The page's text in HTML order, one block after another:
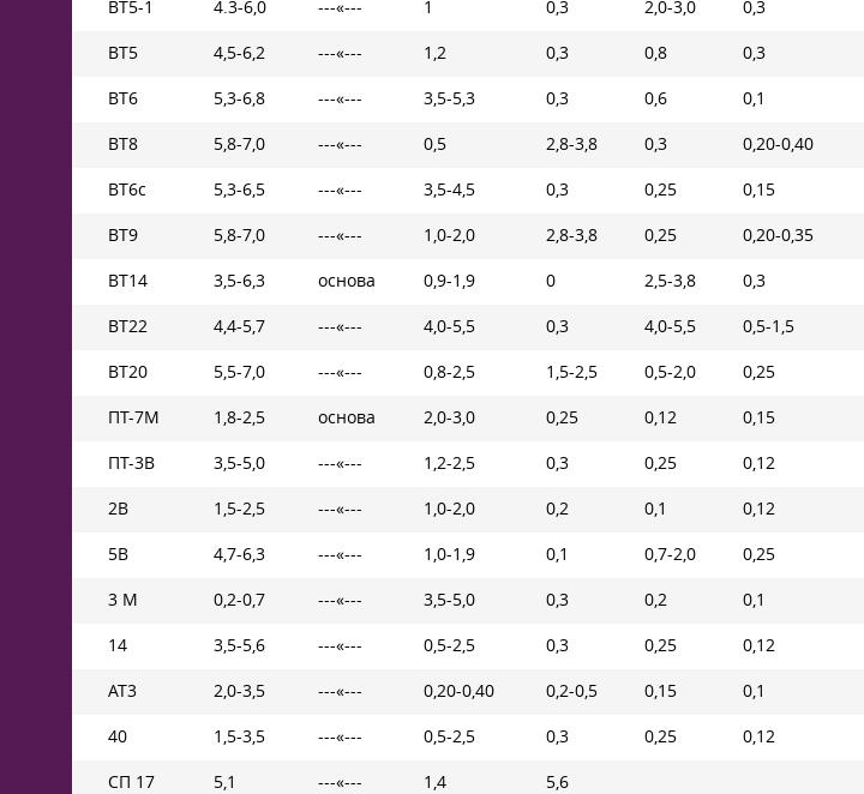
ВТ5-1 4.3-6,0 ---«--- 1 0,3 2,0-3,0 0,3
ВТ5 4,5-6,2 ---«--- 1,2 0,3 0,8 0,3
ВТ6 5,3-6,8 ---«--- 3,5-5,3 0,3 0,6 0,1
ВТ8 5,8-7,0 ---«--- 0,5 2,8-3,8 0,3 0,20-0,40
ВТ6с 5,3-6,5 ---«--- 3,5-4,5 0,3 0,25 0,15
ВТ9 5,8-7,0 ---«--- 1,0-2,0 2,8-3,8 0,25 0,20-0,35
ВТ14 3,5-6,3 основа 0,9-1,9 0 2,5-3,8 0,3
ВТ22 4,4-5,7 ---«--- 4,0-5,5 0,3 4,0-5,5 0,5-1,5
ВТ20 5,5-7,0 ---«--- 0,8-2,5 1,5-2,5 0,5-2,0 0,25
ПТ-7М 1,8-2,5 основа 2,0-3,0 0,25 0,12 0,15
ПТ-3В 3,5-5,0 ---«--- 1,2-2,5 0,3 0,25 0,12
2B 1,5-2,5 ---«--- 1,0-2,0 0,2 0,1 0,12
5B 4,7-6,3 ---«--- 1,0-1,9 0,1 0,7-2,0 0,25
3 М 0,2-0,7 ---«--- 3,5-5,0 0,3 0,2 0,1
14 3,5-5,6 ---«--- 0,5-2,5 0,3 0,25 0,12
АТ3 2,0-3,5 ---«--- 0,20-0,40 0,2-0,5 0,15 0,1
40 1,5-3,5 ---«--- 0,5-2,5 0,3 0,25 0,12
СП 17 5,1 ---«--- 1,4 5,6